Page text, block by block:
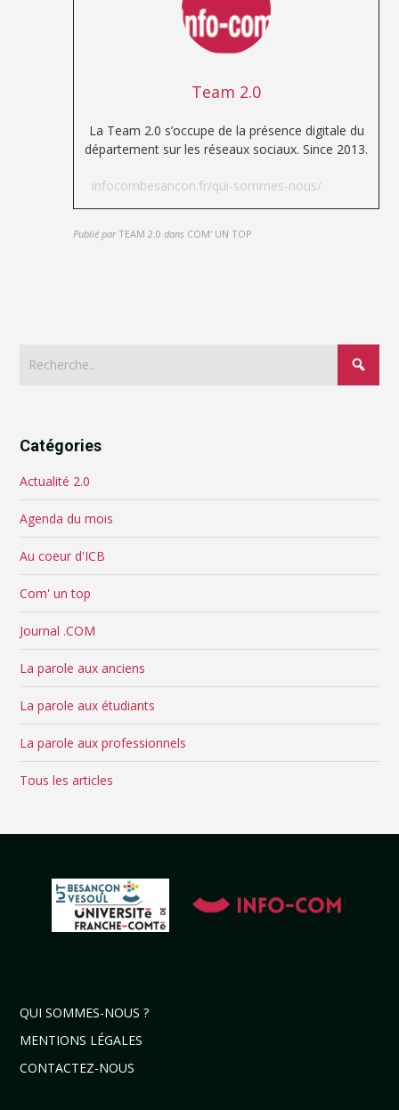
Team 2.0
La Team 2.0 s’occupe de la présence digitale du
département sur les réseaux sociaux. Since 2013.
infocombesancon.fr/qui-sommes-nous/
Publié par TEAM 2.0 dans COM' UN TOP
Catégories
Actualité 2.0
Agenda du mois
Au coeur d'ICB
Com' un top
Journal .COM
La parole aux anciens
La parole aux étudiants
La parole aux professionnels
Tous les articles
QUI SOMMES-NOUS ?
MENTIONS LÉGALES
CONTACTEZ-NOUS